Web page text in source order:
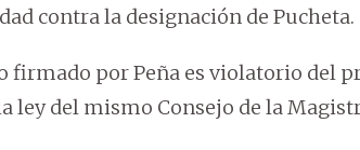
contra la designación de Pucheta.
firmado por Peña es violatorio del
ley del mismo Consejo de la